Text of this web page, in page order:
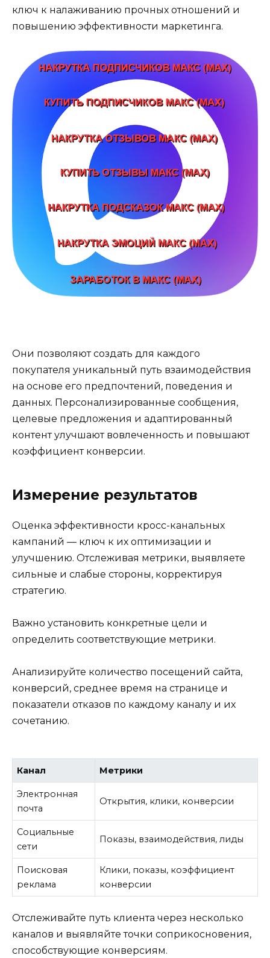
ключ к налаживанию прочных отношений и
повышению эффективности маркетинга.
Они позволяют создать для каждого
покупателя уникальный путь взаимодействия
на основе его предпочтений, поведения и
данных. Персонализированные сообщения,
целевые предложения и адаптированный
контент улучшают вовлеченность и повышают
коэффициент конверсии.
Измерение результатов
Оценка эффективности кросс-канальных
кампаний — ключ к их оптимизации и
улучшению. Отслеживая метрики, выявляете
сильные и слабые стороны, корректируя
стратегию.
Важно установить конкретные цели и
определить соответствующие метрики.
Анализируйте количество посещений сайта,
конверсий, среднее время на странице и
показатели отказов по каждому каналу и их
сочетанию.
Канал Метрики
Электронная
почта
Открытия, клики, конверсии
Социальные
сети
Показы, взаимодействия, лиды
Поисковая
реклама
Клики, показы, коэффициент
конверсии
Отслеживайте путь клиента через несколько
каналов и выявляйте точки соприкосновения,
способствующие конверсиям.